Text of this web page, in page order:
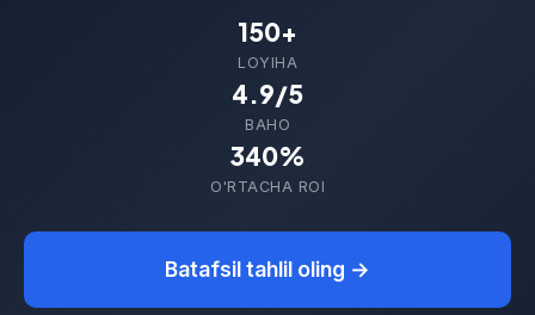
150+
LOYIHA
4.9/5
BAHO
340%
O'RTACHA ROI
Batafsil tahlil oling →